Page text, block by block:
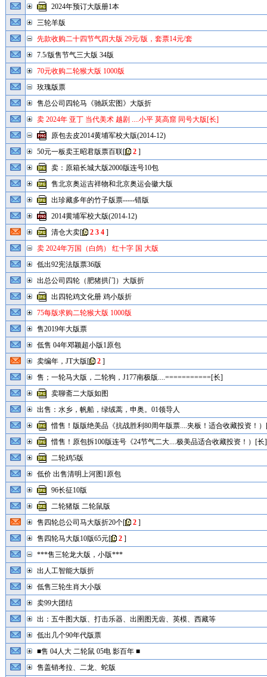
2024年预订大版册1本
三轮羊版
先款收购二十四节气四大版 29元/版，套票14元/套
7.5/版售节气三大版 34版
70元收购二轮猴大版 1000版
玫瑰版票
售总公司四轮马《驰跃宏图》大版折
卖 2024年 亚丁 当代美术 越剧 ....小平 莫高窟 同号大版[长]
原包去皮2014黄埔军校大版(2014-12)
50元一板卖王昭君版票百联[ 2]
卖：原箱长城大版2000版连号10包
售北京奥运吉祥物和北京奥运会徽大版
出珍藏多年的竹子版票-----错版
2014黄埔军校大版(2014-12)
清仓大卖[ 2 3 4]
卖 2024年万国（白鸽） 红十字 国 大版
低出92宪法版票36版
出总公司四轮（肥猪拱门）大版折
出四轮鸡文化册 鸡小版折
75每版求购二轮猴大版 1000版
售2019年大版票
低售 04年邓颖超小版1原包
卖编年，JT大版[ 2]
售；一轮马大版，二轮狗，J177南极版....===========[长]
卖聊斋二大版如图
出售：水乡，帆船，绿绒蒿，申奥。01领导人
惜售！版版绝美品《抗战胜利80周年版票....夹板！适合收藏投资！
惜售！原包拆100版连号《24节气二大....极美品适合收藏投资！）[长]
二轮鸡5版
低价 出售清明上河图1原包
96长征10版
二轮猪版 二轮鼠版
售四轮总公司马大版折20个[ 2]
售四轮马大版10版65元[ 2]
***售三轮龙大版，小版***
出人工智能大版折
低售三轮生肖大小版
卖99大团结
出：五牛图大版、打击乐器、出圉图无齿、英模、西藏等
低出几个90年代版票
■售 04人大 二轮鼠 05电 影百年 ■
售盖销考拉、二龙、蛇版